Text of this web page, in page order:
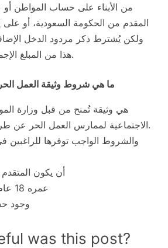
من الأبناء على حساب المواطن
المقدم من الحكومة السعودية، أو على
ولكن يُشترط ذكر مردود الدخل
هذا من المبلغ الإجمالي لمدخول الأسرة.
ما هي شروط وثيقة العمل
هي وثيقة تُمنح من قبل وزارة
الاجتماعية لممارس العمل الحر عن طريق بوابة العمل الحر.
والشروط الواجب توفرها للراغبين
1-أن يكون
2- عمره 18 عام هجري فما فوق
3-
was this post?